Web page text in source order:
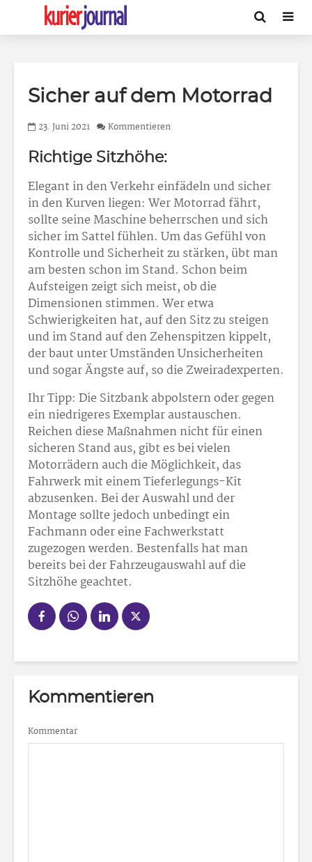
Sicher auf dem Motorrad
23. Juni 2021 Kommentieren
Richtige Sitzhöhe:
Elegant in den Verkehr einfädeln und sicher
in den Kurven liegen: Wer Motorrad fährt,
sollte seine Maschine beherrschen und sich
sicher im Sattel fühlen. Um das Gefühl von
Kontrolle und Sicherheit zu stärken, übt man
am besten schon im Stand. Schon beim
Aufsteigen zeigt sich meist, ob die
Dimensionen stimmen. Wer etwa
Schwierigkeiten hat, auf den Sitz zu steigen
und im Stand auf den Zehenspitzen kippelt,
der baut unter Umständen Unsicherheiten
und sogar Ängste auf, so die Zweiradexperten.
Ihr Tipp: Die Sitzbank abpolstern oder gegen
ein niedrigeres Exemplar austauschen.
Reichen diese Maßnahmen nicht für einen
sicheren Stand aus, gibt es bei vielen
Motorrädern auch die Möglichkeit, das
Fahrwerk mit einem Tieferlegungs-Kit
abzusenken. Bei der Auswahl und der
Montage sollte jedoch unbedingt ein
Fachmann oder eine Fachwerkstatt
zugezogen werden. Bestenfalls hat man
bereits bei der Fahrzeugauswahl auf die
Sitzhöhe geachtet.
Kommentieren
Kommentar